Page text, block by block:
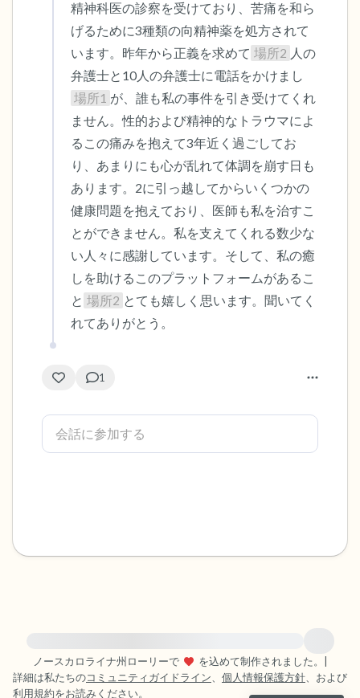
精神科医の診察を受けており、苦痛を和ら
げるために3種類の向精神薬を処方されて
います。昨年から正義を求めて 場所2 人の
弁護士と10人の弁護士に電話をかけまし
場所1 が、誰も私の事件を引き受けてくれ
ません。性的および精神的なトラウマによ
るこの痛みを抱えて3年近く過ごしてお
り、あまりにも心が乱れて体調を崩す日も
あります。2に引っ越してからいくつかの
健康問題を抱えており、医師も私を治すこ
とができません。私を支えてくれる数少な
い人々に感謝しています。そして、私の癒
しを助けるこのプラットフォームがあるこ
と 場所2 とても嬉しく思います。聞いてく
れてありがとう。
1
ノースカロライナ州ローリーで
を込めて制作されました。
詳細は私たちのコミュニティガイドライン、 個人情報保護方針、および
利用規約をお読みください。